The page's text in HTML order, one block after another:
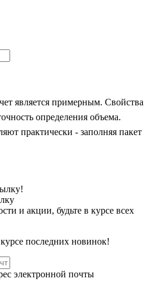
является примерным. Свойства
определения объема.
практически - заполняя пакет
и акции, будьте в курсе всех
последних новинок!
электронной почты